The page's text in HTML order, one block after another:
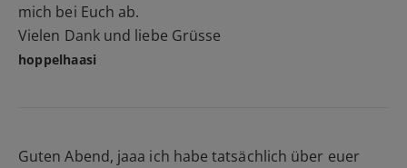
mich bei Euch ab.
Vielen Dank und liebe Grüsse
hoppelhaasi
Guten Abend, jaaa ich habe tatsächlich über euer